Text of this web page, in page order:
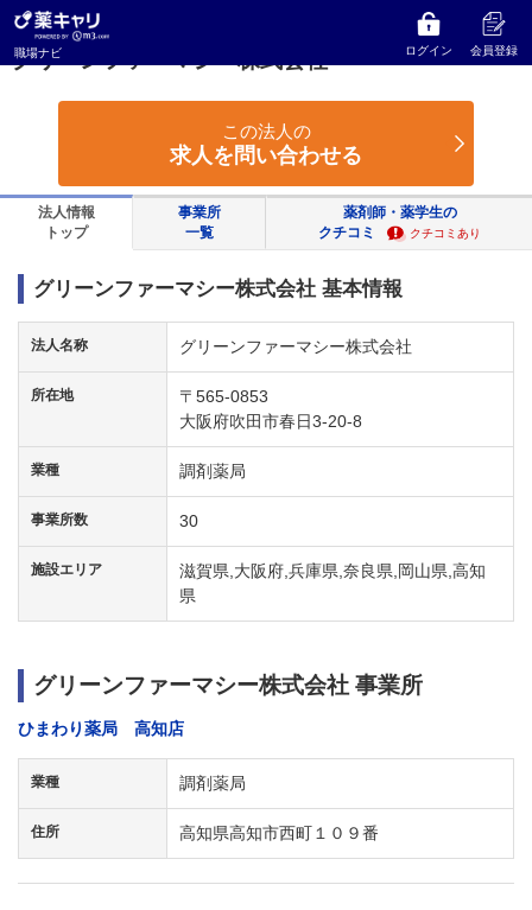
職場ナビ ログイン 会員登録
薬キャリ 職場ナビ グリーンファーマシー株式会社
グリーンファーマシー株式会社
この法人の
求人を問い合わせる
法人情報
トップ
事業所
一覧
薬剤師・薬学生の
クチコミ
クチコミあり
グリーンファーマシー株式会社 基本情報
法人名称 グリーンファーマシー株式会社
所在地
〒565-0853
大阪府吹田市春日3-20-8
業種 調剤薬局
事業所数 30
施設エリア
滋賀県,大阪府,兵庫県,奈良県,岡山県,高知
県
グリーンファーマシー株式会社 事業所
ひまわり薬局 高知店
業種 調剤薬局
住所 高知県高知市西町１０９番